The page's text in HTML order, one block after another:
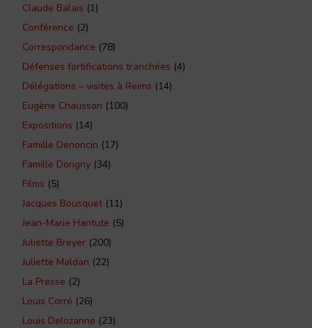
Claude Balais (1)
Conférence (2)
Correspondance (78)
Défenses fortifications tranchées (4)
Délégations – visites à Reims (14)
Eugène Chausson (100)
Expositions (14)
Famille Denoncin (17)
Famille Dorigny (34)
Films (5)
Jacques Bousquet(11)
Jean-Marie Hantute (5)
Juliette Breyer (200)
Juliette Maldan (22)
La Presse (2)
Louis Corré (26)
Louis Delozanne (23)